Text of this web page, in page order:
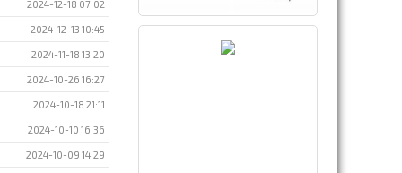
2024-12-18 07:02
2024-12-13 10:45
2024-11-18 13:20
2024-10-26 16:27
2024-10-18 21:11
2024-10-10 16:36
2024-10-09 14:29